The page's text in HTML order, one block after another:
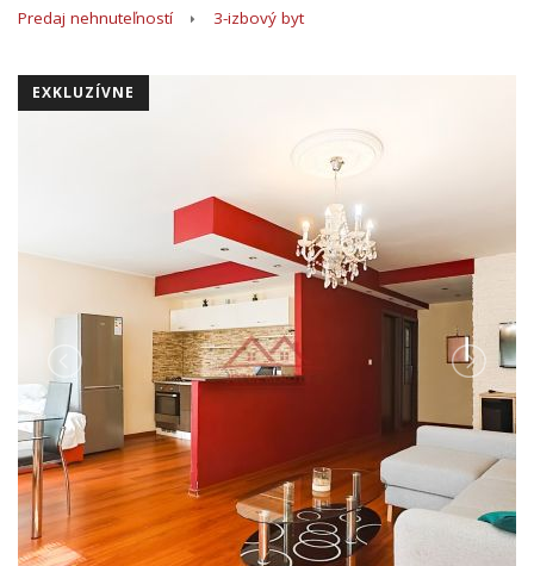
Predaj nehnuteľností 3-izbový byt
EXKLUZÍVNE